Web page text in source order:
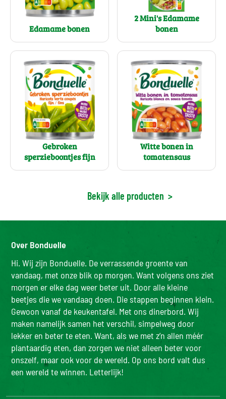
Edamame bonen
2 Mini's Edamame
bonen
Gebroken
sperzieboontjes fijn
Witte bonen in
tomatensaus
Bekijk alle producten >
Over Bonduelle
Hi. Wij zijn Bonduelle. De verrassende groente van
vandaag, met onze blik op morgen. Want volgens ons ziet
morgen er elke dag weer beter uit. Door alle kleine
beetjes die we vandaag doen. Die stappen beginnen klein.
Gewoon vanaf de keukentafel. Met ons dinerbord. Wij
maken namelijk samen het verschil, simpelweg door
lekker en beter te eten. Want, als we met z’n allen méér
plantaardig eten, dan zorgen we niet alleen beter voor
onszelf, maar ook voor de wereld. Op ons bord valt dus
een wereld te winnen. Letterlijk!